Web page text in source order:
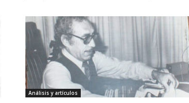
Análisis y artículos